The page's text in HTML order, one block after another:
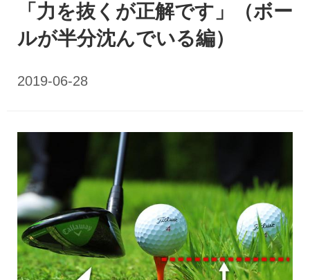
「力を抜くが正解です」（ボー
ルが半分沈んでいる編）